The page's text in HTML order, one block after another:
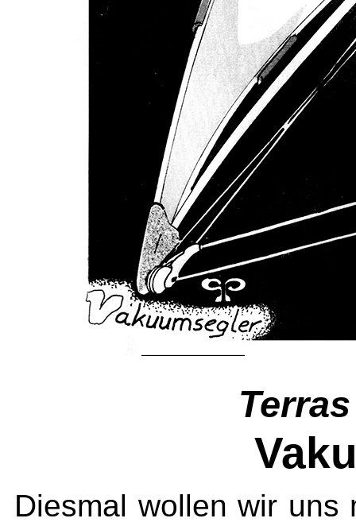
Diesmal wollen wir uns